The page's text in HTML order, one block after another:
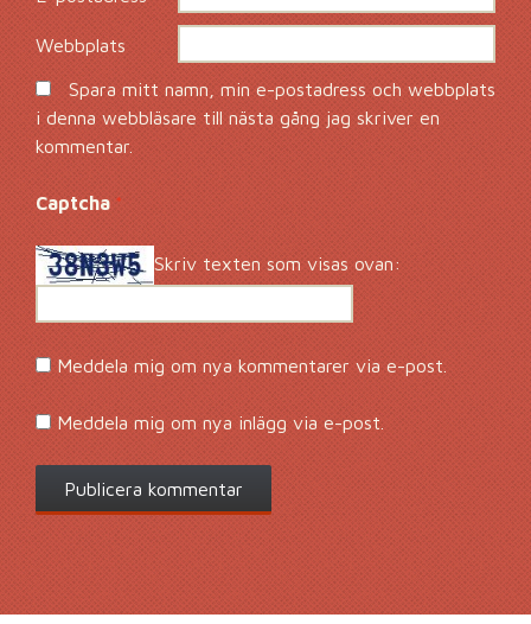
Webbplats
Spara mitt namn, min e-postadress och webbplats
i denna webbläsare till nästa gång jag skriver en
kommentar.
Captcha*
Skriv texten som visas ovan:
Meddela mig om nya kommentarer via e-post.
Meddela mig om nya inlägg via e-post.